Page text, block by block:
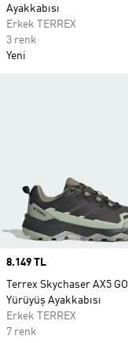
Ayakkabısı
Erkek TERREX
3 renk
Yeni
Price
8.149 TL
Terrex Skychaser AX5
Yürüyüş Ayakkabısı
Erkek TERREX
7 renk